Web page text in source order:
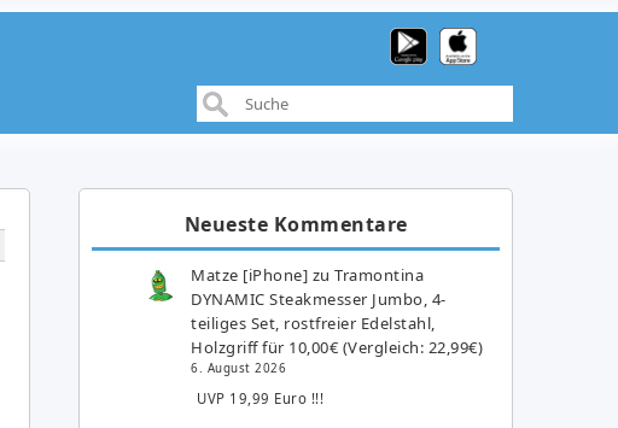
Neueste Kommentare
Matze [iPhone] zuTramontina
DYNAMIC Steakmesser Jumbo, 4-
teiliges Set, rostfreier Edelstahl,
Holzgriff für 10,00€ (Vergleich: 22,99€)
6. August 2026
UVP 19,99 Euro !!!